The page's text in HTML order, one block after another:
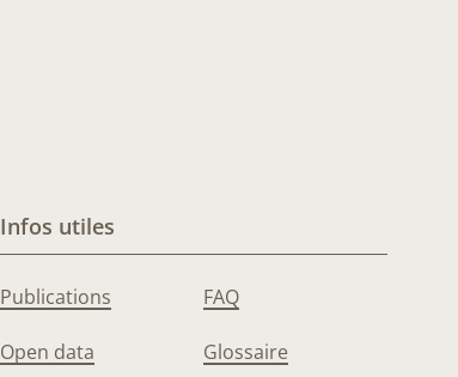
Infos utiles
Publications
Open data
FAQ
Glossaire